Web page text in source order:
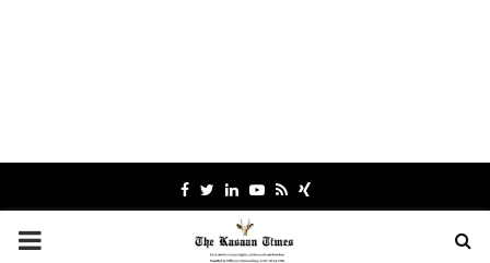
Facebook
TwitterLinkedinYoutube
RssXing
PRIMARY